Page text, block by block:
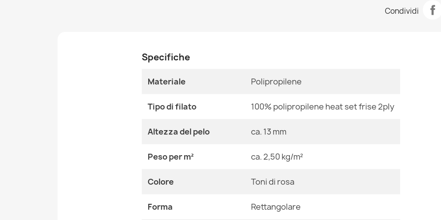
Tappeto
68,90 €
Condividi
Specifiche
Materiale Polipropilene
Tipo di filato 100% polipropilene heat set frise 2ply
Altezza del pelo ca. 13 mm
Peso per m² ca. 2,50 kg/m²
Colore Toni di rosa
Forma Rettangolare